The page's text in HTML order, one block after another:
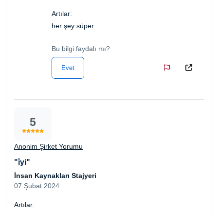
Artılar:
her şey süper
Bu bilgi faydalı mı?
Evet
5
Anonim Şirket Yorumu
"i̇yi"
İnsan Kaynakları Stajyeri
07 Şubat 2024
Artılar: